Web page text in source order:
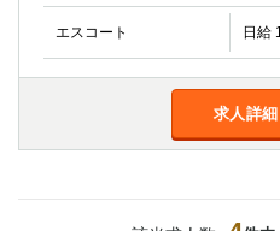
エスコート 日給
求人詳